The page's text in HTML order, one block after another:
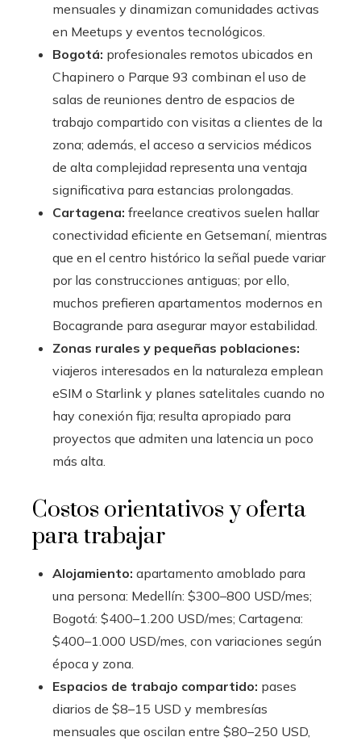
mensuales y dinamizan comunidades activas
en Meetups y eventos tecnológicos.
Bogotá: profesionales remotos ubicados en
Chapinero o Parque 93 combinan el uso de
salas de reuniones dentro de espacios de
trabajo compartido con visitas a clientes de la
zona; además, el acceso a servicios médicos
de alta complejidad representa una ventaja
significativa para estancias prolongadas.
Cartagena: freelance creativos suelen hallar
conectividad eficiente en Getsemaní, mientras
que en el centro histórico la señal puede variar
por las construcciones antiguas; por ello,
muchos prefieren apartamentos modernos en
Bocagrande para asegurar mayor estabilidad.
Zonas rurales y pequeñas poblaciones:
viajeros interesados en la naturaleza emplean
eSIM o Starlink y planes satelitales cuando no
hay conexión fija; resulta apropiado para
proyectos que admiten una latencia un poco
más alta.
Costos orientativos y oferta
para trabajar
Alojamiento: apartamento amoblado para
una persona: Medellín: $300–800 USD/mes;
Bogotá: $400–1.200 USD/mes; Cartagena:
$400–1.000 USD/mes, con variaciones según
época y zona.
Espacios de trabajo compartido: pases
diarios de $8–15 USD y membresías
mensuales que oscilan entre $80–250 USD,